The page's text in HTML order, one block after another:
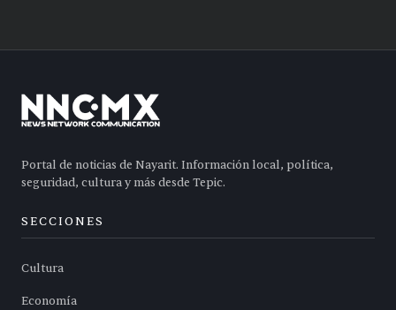
Portal de noticias de Nayarit. Información local, política,
seguridad, cultura y más desde Tepic.
SECCIONES
Cultura
Economía